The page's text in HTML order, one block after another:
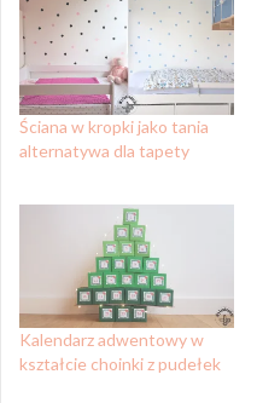
Ściana w kropki jako tania
alternatywa dla tapety
Kalendarz adwentowy w
kształcie choinki z pudełek